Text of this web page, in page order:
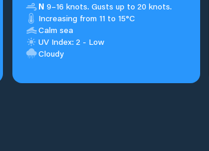
N 9–16 knots. Gusts up to 20 knots.
Increasing from 11 to 15°C
Calm sea
UV Index: 2 - Low
Cloudy